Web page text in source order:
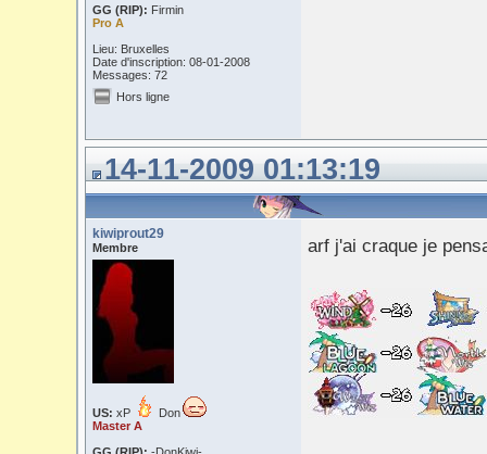
GG (RIP): Firmin
Pro A
Lieu: Bruxelles
Date d'inscription: 08-01-2008
Messages: 72
Hors ligne
14-11-2009 01:13:19
kiwiprout29
Membre
US: xP
Don
Master A
arf j'ai craque je